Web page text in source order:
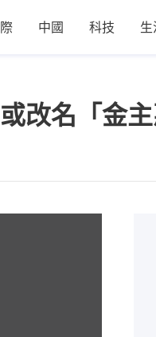
中國 科技 生
改名「金